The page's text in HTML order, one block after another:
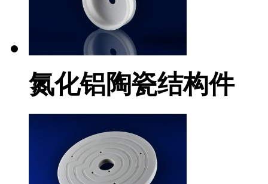
氮化铝陶瓷结构件